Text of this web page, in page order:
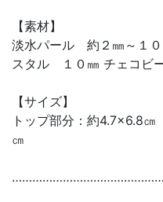
【素材】
淡水パール 約２㎜～１
スタル １０㎜ チェコビ
【サイズ】
トップ部分：約4.7×6.8
㎝